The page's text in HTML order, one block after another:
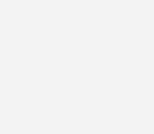
Hausmann mit
in Nordrhein und
in Schleswig-Holstein.